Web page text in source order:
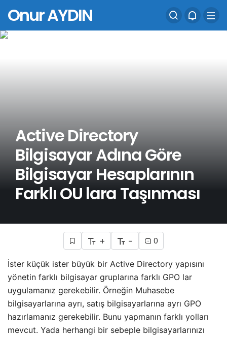
Onur AYDIN
Active Directory
Bilgisayar Adına Göre
Bilgisayar Hesaplarının
Farklı OU lara Taşınması
+ - 0
İster küçük ister büyük bir Active Directory yapısını
yönetin farklı bilgisayar gruplarına farklı GPO lar
uygulamanız gerekebilir. Örneğin Muhasebe
bilgisayarlarına ayrı, satış bilgisayarlarına ayrı GPO
hazırlamanız gerekebilir. Bunu yapmanın farklı yolları
mevcut. Yada herhangi bir sebeple bilgisayarlarınızı